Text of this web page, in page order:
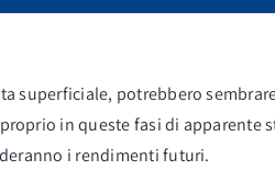
superficiale, potrebbero
in queste fasi di apparente
i rendimenti futuri.